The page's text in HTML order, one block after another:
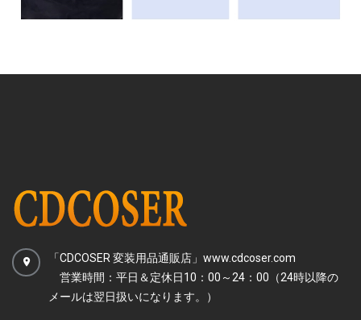
「CDCOSER 変装用品通販店」www.cdcoser.com
営業時間：平日＆定休日10：00～24：00（24時以降の
メールは翌日扱いになります。）